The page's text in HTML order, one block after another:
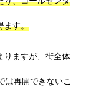
ます。
りますが、街全体
は再開できないこ